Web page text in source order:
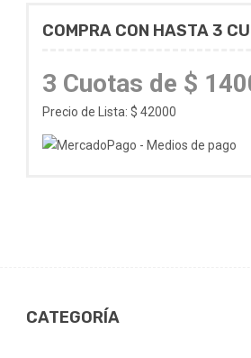
COMPRA CON HASTA 3
3 Cuotas de $
Precio de Lista: $ 42000
CATEGORÍA